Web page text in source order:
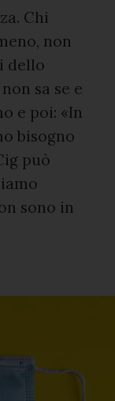
Chi
non
dello
sa se e
e poi: «In
bisogno
può
sono in